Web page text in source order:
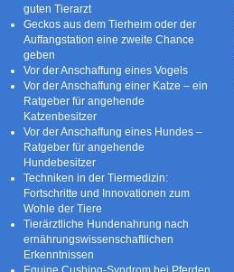
guten Tierarzt
Geckos aus dem Tierheim oder der
Auffangstation eine zweite Chance
geben
Vor der Anschaffung eines Vogels
Vor der Anschaffung einer Katze – ein
Ratgeber für angehende
Katzenbesitzer
Vor der Anschaffung eines Hundes –
Ratgeber für angehende
Hundebesitzer
Techniken in der Tiermedizin:
Fortschritte und Innovationen zum
Wohle der Tiere
Tierärztliche Hundenahrung nach
ernährungswissenschaftlichen
Erkenntnissen
Equine Cushing-Syndrom bei Pferden